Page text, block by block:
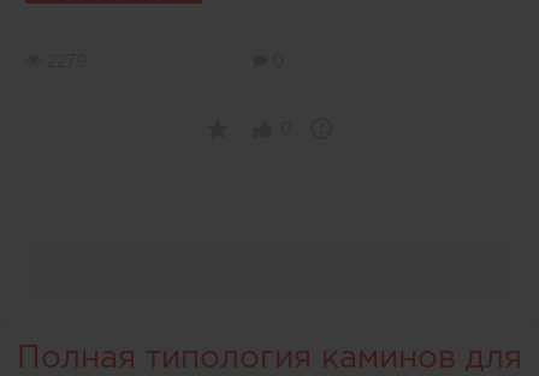
Полная типология каминов для